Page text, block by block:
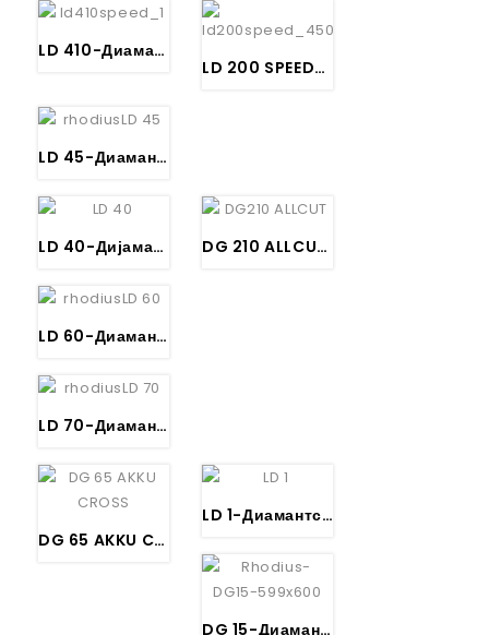
LD 410-Диамантска Пила за Сечење Гранит – RHODIUS
LD 200 SPEED-Диаманска лила за сечење Бетон и Бетонски производи – RHODIUS
LD 45-Диаманска лила за сечење Бетон армиран Бетонски – RHODIUS
LD 40-Дијамантска пила за Бетон – RHODIUS DG 210 ALLCUT Диамантска универзална пила – RHODIUS
LD 60-Диамантска пила за сечење асфалт – RHODIUS
LD 70-Диамантска пила за сечење асвалт – RHODIUS
DG 65 AKKU CROSS TOP RHODIUS
LD 1-Диамантска пила за Сеченње Плочки – RHODIUS
DG 15-Диамантска пила за Сеченје Гранитни плочки – RHODIUS